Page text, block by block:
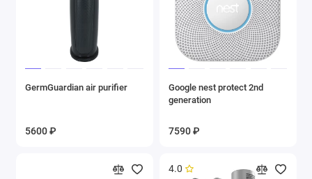
GermGuardian air purifier
5600 ₽
Google nest protect 2nd
generation
7590 ₽
4.0